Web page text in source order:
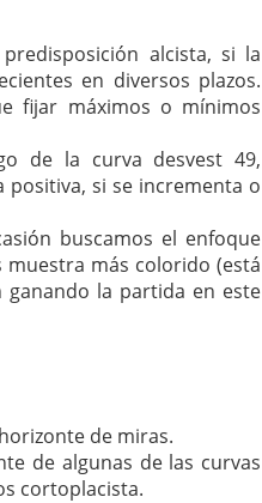
alcista, si la
en diversos plazos.
fijar máximos o mínimos
de la curva desvest 49,
si se incrementa o
buscamos el enfoque
muestra más colorido (está
ganando la partida en este
de miras.
de algunas de las curvas
cortoplacista.